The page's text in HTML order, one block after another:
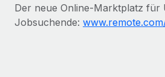
Der neue Online-Marktplatz für
Jobsuchende: